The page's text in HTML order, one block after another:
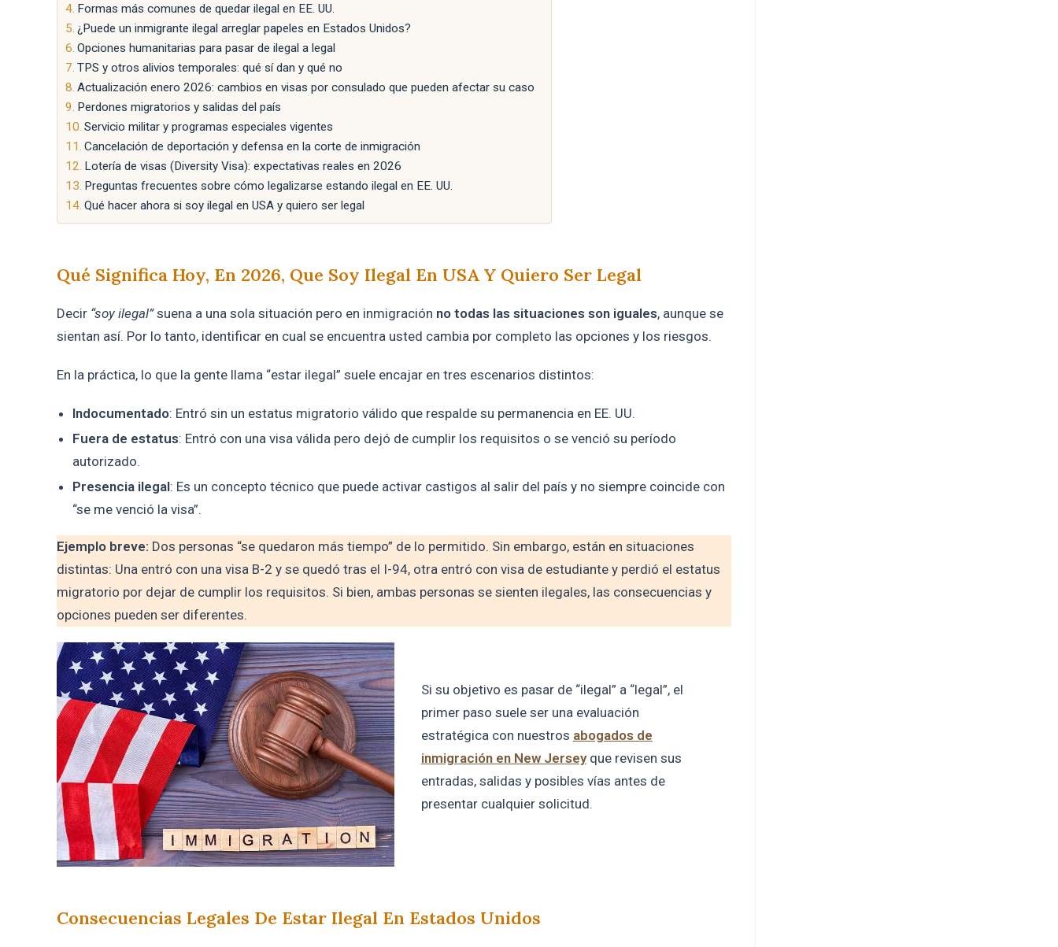
Formas más comunes de quedar ilegal en EE. UU.
¿Puede un inmigrante ilegal arreglar papeles en Estados Unidos?
Opciones humanitarias para pasar de ilegal a legal
TPS y otros alivios temporales: qué sí dan y qué no
Actualización enero 2026: cambios en visas por consulado que pueden afectar su caso
Perdones migratorios y salidas del país
Servicio militar y programas especiales vigentes
Cancelación de deportación y defensa en la corte de inmigración
Lotería de visas (Diversity Visa): expectativas reales en 2026
Preguntas frecuentes sobre cómo legalizarse estando ilegal en EE. UU.
Qué hacer ahora si soy ilegal en USA y quiero ser legal
Qué Significa Hoy, En 2026, Que Soy Ilegal En USA Y Quiero Ser Legal
Decir “soy ilegal”suena a una sola situación pero en inmigración no todas las situaciones son iguales, aunque se
sientan así. Por lo tanto, identificar en cual se encuentra usted cambia por completo las opciones y los riesgos.
En la práctica, lo que la gente llama “estar ilegal” suele encajar en tres escenarios distintos:
Indocumentado: Entró sin un estatus migratorio válido que respalde su permanencia en EE. UU.
Fuera de estatus: Entró con una visa válida pero dejó de cumplir los requisitos o se venció su período
autorizado.
Presencia ilegal: Es un concepto técnico que puede activar castigos al salir del país y no siempre coincide con
“se me venció la visa”.
Ejemplo breve: Dos personas “se quedaron más tiempo” de lo permitido. Sin embargo, están en situaciones
distintas: Una entró con una visa B-2 y se quedó tras el I-94, otra entró con visa de estudiante y perdió el estatus
migratorio por dejar de cumplir los requisitos. Si bien, ambas personas se sienten ilegales, las consecuencias y
opciones pueden ser diferentes.
Si su objetivo es pasar de “ilegal” a “legal”, el
primer paso suele ser una evaluación
estratégica con nuestros abogados de
inmigración en New Jerseyque revisen sus
entradas, salidas y posibles vías antes de
presentar cualquier solicitud.
Consecuencias Legales De Estar Ilegal En Estados Unidos